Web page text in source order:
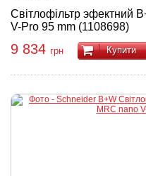
Світлофільтр эфектний
V-Pro 95 mm (1108698)
9 834 грн Купити